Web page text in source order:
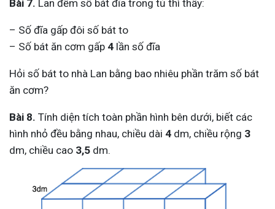
Bài 7. Lan đếm số bát đĩa trong tủ thì thấy:
– Số đĩa gấp đôi số bát to
– Số bát ăn cơm gấp 4 lần số đĩa
Hỏi số bát to nhà Lan bằng bao nhiêu phần trăm số bát
ăn cơm?
Bài 8. Tính diện tích toàn phần hình bên dưới, biết các
hình nhỏ đều bằng nhau, chiều dài 4 dm, chiều rộng 3
dm, chiều cao 3,5 dm.